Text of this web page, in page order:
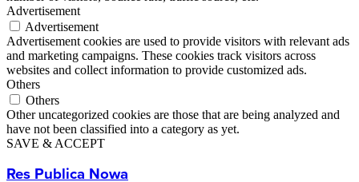
Advertisement
Advertisement
Advertisement cookies are used to provide visitors with relevant ads
and marketing campaigns. These cookies track visitors across
websites and collect information to provide customized ads.
Others
Others
Other uncategorized cookies are those that are being analyzed and
have not been classified into a category as yet.
SAVE & ACCEPT
Res Publica Nowa